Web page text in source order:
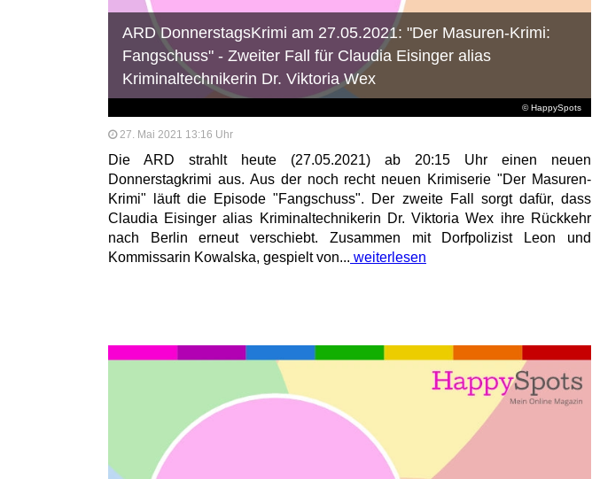
© HappySpots
ARD DonnerstagsKrimi am 27.05.2021: "Der Masuren-Krimi:
Fangschuss" - Zweiter Fall für Claudia Eisinger alias
Kriminaltechnikerin Dr. Viktoria Wex
27. Mai 2021 13:16 Uhr
Die ARD strahlt heute (27.05.2021) ab 20:15 Uhr einen neuen
Donnerstagkrimi aus. Aus der noch recht neuen Krimiserie "Der Masuren-
Krimi" läuft die Episode "Fangschuss". Der zweite Fall sorgt dafür, dass
Claudia Eisinger alias Kriminaltechnikerin Dr. Viktoria Wex ihre Rückkehr
nach Berlin erneut verschiebt. Zusammen mit Dorfpolizist Leon und
Kommissarin Kowalska, gespielt von... weiterlesen